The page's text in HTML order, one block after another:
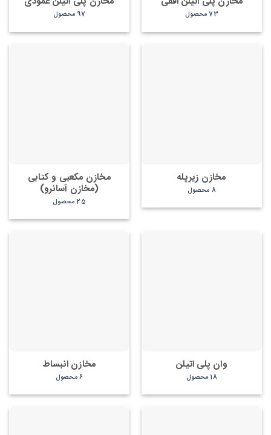
73 محصول 97 محصول
مخازن زیرپله
8 محصول
مخازن مکعبی و کتابی
(مخازن آسانرو)
25 محصول
وان پلی اتیلن
18 محصول
مخازن انبساط
6 محصول